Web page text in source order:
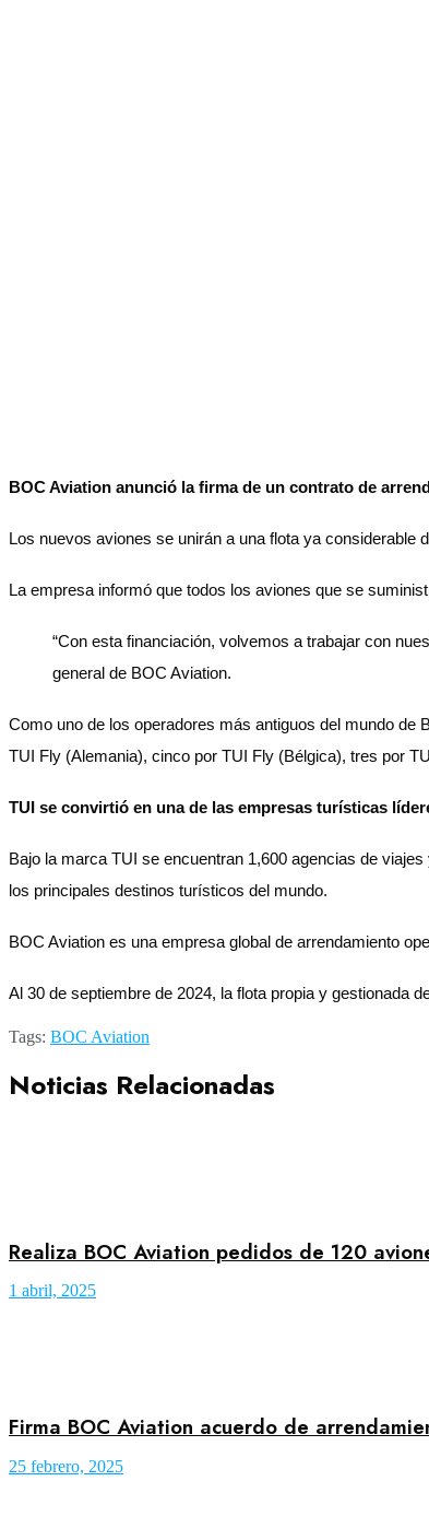
BOC Aviation anunció la firma de un contrato de
Los nuevos aviones se unirán a una flota ya
La empresa informó que todos los aviones que se
“Con esta financiación, volvemos a trabajar con
general de BOC Aviation.
Como uno de los operadores más antiguos del mundo de
TUI Fly (Alemania), cinco por TUI Fly (Bélgica), tres por
TUI se convirtió en una de las empresas turísticas
Bajo la marca TUI se encuentran 1,600 agencias de
los principales destinos turísticos del mundo.
BOC Aviation es una empresa global de arrendamiento
Al 30 de septiembre de 2024, la flota propia y gestionada
Tags: BOC Aviation
Noticias Relacionadas
Realiza BOC Aviation pedidos de 120
1 abril, 2025
Firma BOC Aviation acuerdo de
25 febrero, 2025